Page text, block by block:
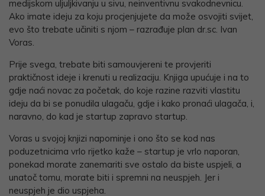
medijskom uljuljkivanju u sivu, neinventivnu svakodnevnicu.
Ako imate ideju za koju procjenjujete da može osvojiti svijet,
evo što trebate učiniti s njom – razrađuje plan dr.sc. Ivan
Voras.
Prije svega, trebate biti samouvjereni te provjeriti
praktičnost ideje i krenuti u realizaciju. Knjiga upućuje i na to
gdje naći novac za početak, do koje razine razviti vlastitu
ideju da bi se ponudila ulagaču, gdje i kako pronaći ulagača, i,
naravno, do kad je startup zapravo startup.
Voras u svojoj knjizi napominje i ono što se kod nas
poduzetnicima vrlo rijetko kaže – startup je vrlo naporan,
ponekad morate zanemariti sve ostalo da biste uspjeli, a
unatoč tomu, morate biti i spremni na neuspjeh. Jer i
neuspjeh je dio uspjeha.